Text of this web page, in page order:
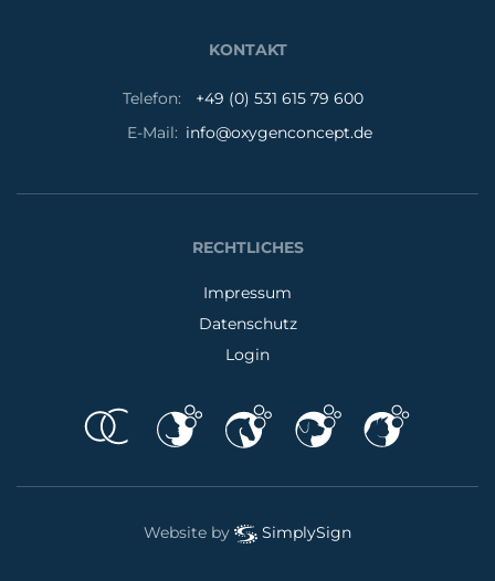
KONTAKT
Telefon:
+49 (0) 531 615 79 600
E-Mail: info@oxygenconcept.de
RECHTLICHES
Impressum
Datenschutz
Login
Website by SimplySign